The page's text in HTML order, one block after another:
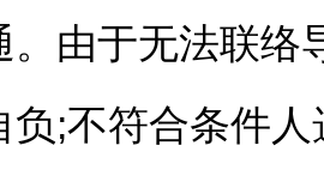
。由于无法联络
负;不符合条件